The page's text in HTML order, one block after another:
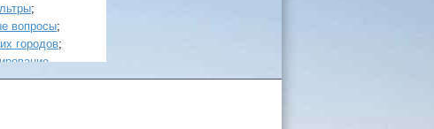
;
вопросы;
городов;
.